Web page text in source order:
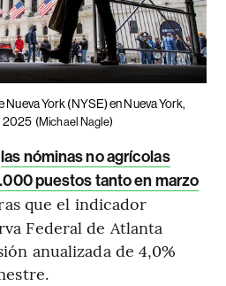
York (NYSE) en Nueva York,
2025 (Michael Nagle)
las nóminas no agrícolas
puestos tanto en marzo
que el indicador
Federal de Atlanta
anualizada de 4,0%